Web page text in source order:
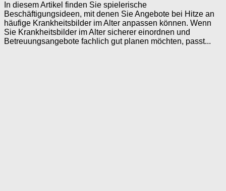
In diesem Artikel finden Sie spielerische
Beschäftigungsideen, mit denen Sie Angebote bei Hitze an
häufige Krankheitsbilder im Alter anpassen können. Wenn
Sie Krankheitsbilder im Alter sicherer einordnen und
Betreuungsangebote fachlich gut planen möchten, passt...